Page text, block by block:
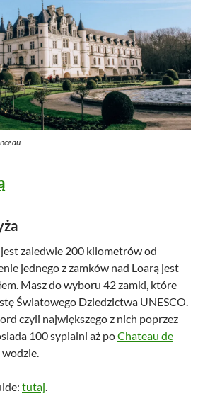
zaledwie 200 kilometrów od
jednego z zamków nad Loarą jest
Masz do wyboru 42 zamki, które
Światowego Dziedzictwa UNESCO.
czyli największego z nich poprzez
100 sypialni aż poChateau de
wodzie.
tutaj